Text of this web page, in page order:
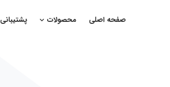
صفحه اصلی محصولات پشتیبانی